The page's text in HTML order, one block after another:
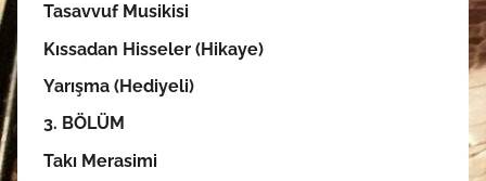
Tasavvuf Musikisi
Kıssadan Hisseler (Hikaye)
Yarışma (Hediyeli)
3. BÖLÜM
Takı Merasimi